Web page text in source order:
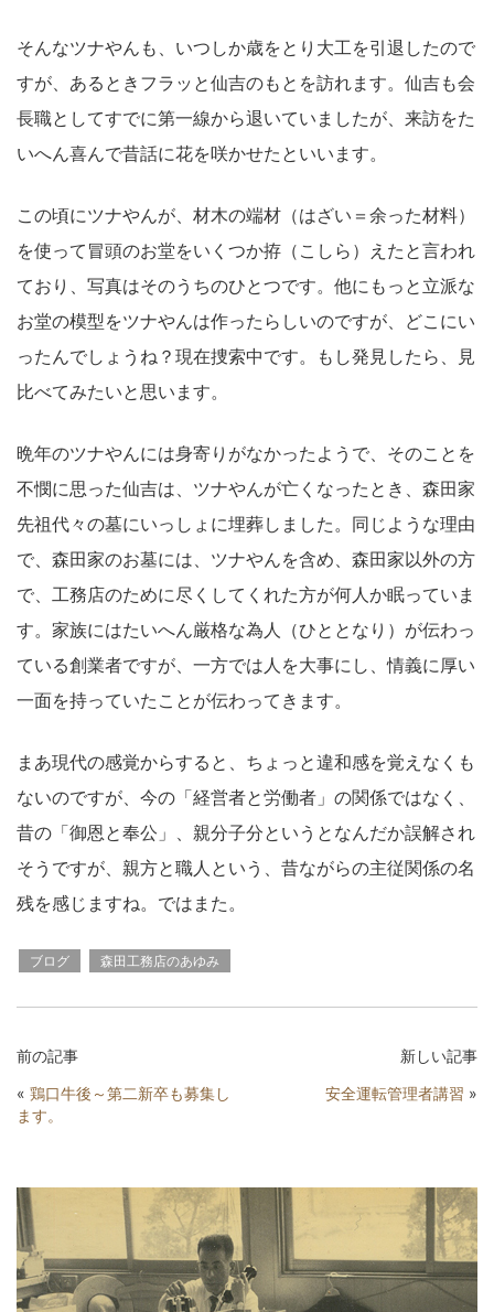
そんなツナやんも、いつしか歳をとり大工を引退したので
すが、あるときフラッと仙吉のもとを訪れます。仙吉も会
長職としてすでに第一線から退いていましたが、来訪をた
いへん喜んで昔話に花を咲かせたといいます。
この頃にツナやんが、材木の端材（はざい＝余った材料）
を使って冒頭のお堂をいくつか拵（こしら）えたと言われ
ており、写真はそのうちのひとつです。他にもっと立派な
お堂の模型をツナやんは作ったらしいのですが、どこにい
ったんでしょうね？現在捜索中です。もし発見したら、見
比べてみたいと思います。
晩年のツナやんには身寄りがなかったようで、そのことを
不憫に思った仙吉は、ツナやんが亡くなったとき、森田家
先祖代々の墓にいっしょに埋葬しました。同じような理由
で、森田家のお墓には、ツナやんを含め、森田家以外の方
で、工務店のために尽くしてくれた方が何人か眠っていま
す。家族にはたいへん厳格な為人（ひととなり）が伝わっ
ている創業者ですが、一方では人を大事にし、情義に厚い
一面を持っていたことが伝わってきます。
まあ現代の感覚からすると、ちょっと違和感を覚えなくも
ないのですが、今の「経営者と労働者」の関係ではなく、
昔の「御恩と奉公」、親分子分というとなんだか誤解され
そうですが、親方と職人という、昔ながらの主従関係の名
残を感じますね。ではまた。
ブログ 森田工務店のあゆみ
前の記事
« 鶏口牛後～第二新卒も募集し
ます。
新しい記事
安全運転管理者講習 »